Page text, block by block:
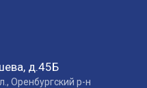
д.45Б
Оренбургский р-н